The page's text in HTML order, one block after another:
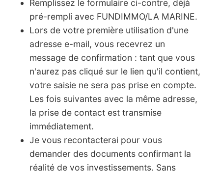
Remplissez le formulaire ci-contre, déjà
pré-rempli avec FUNDIMMO/LA MARINE.
Lors de votre première utilisation d'une
adresse e-mail, vous recevrez un
message de confirmation : tant que vous
n'aurez pas cliqué sur le lien qu'il contient,
votre saisie ne sera pas prise en compte.
Les fois suivantes avec la même adresse,
la prise de contact est transmise
immédiatement.
Je vous recontacterai pour vous
demander des documents confirmant la
réalité de vos investissements. Sans